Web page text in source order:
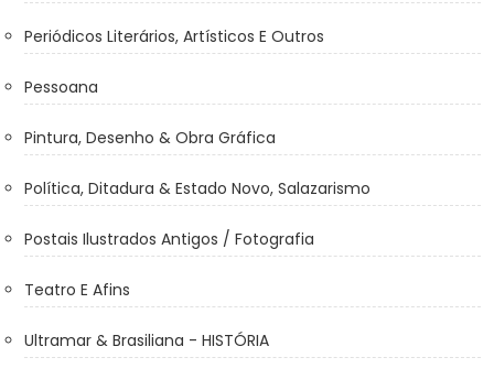
Periódicos Literários, Artísticos E Outros
Pessoana
Pintura, Desenho & Obra Gráfica
Política, Ditadura & Estado Novo, Salazarismo
Postais Ilustrados Antigos / Fotografia
Teatro E Afins
Ultramar & Brasiliana - HISTÓRIA